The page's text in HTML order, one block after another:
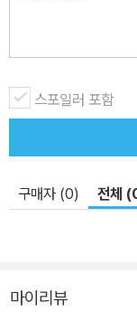
스포일러 포함
구매자 (0) 전체
마이리뷰